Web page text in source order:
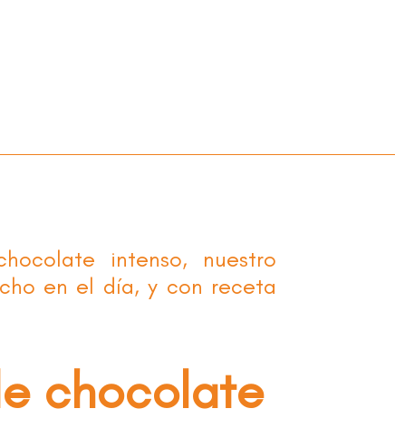
intenso, nuestro
en el día, y con receta
chocolate